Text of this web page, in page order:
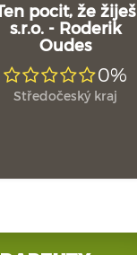
pocit, že žiješ
s.r.o. - Roderik
Oudes
0%
Středočeský kraj